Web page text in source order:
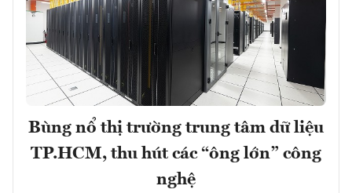
Bùng nổ thị trường trung tâm dữ liệu
TP.HCM, thu hút các “ông lớn” công
nghệ